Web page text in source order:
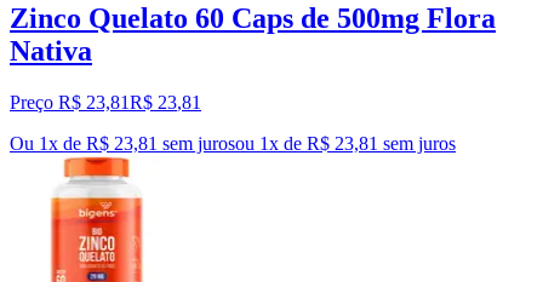
Zinco Quelato 60 Caps de 500mg Flora
Nativa
Preço R$ 23,81R$ 23,81
Ou 1x de R$ 23,81 sem jurosou 1x de R$ 23,81 sem juros